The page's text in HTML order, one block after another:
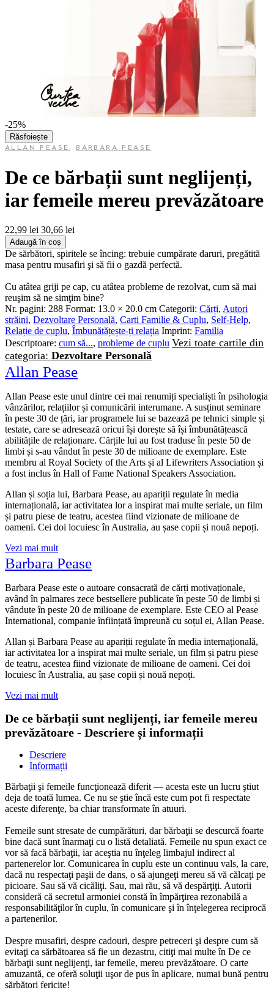
-25%
Răsfoiește
ALLAN PEASE, BARBARA PEASE
De ce bărbații sunt neglijenți,
iar femeile mereu prevăzătoare
22,99 lei 30,66 lei
Adaugă în coș
De sărbători, spiritele se încing: trebuie cumpărate daruri, pregătită
masa pentru musafiri şi să fii o gazdă perfectă.
Cu atâtea griji pe cap, cu atâtea probleme de rezolvat, cum să mai
reuşim să ne simţim bine?
Nr. pagini: 288 Format: 13.0 × 20.0 cm Categorii: Cărți, Autori
străini, Dezvoltare Personală, Carti Familie & Cuplu, Self-Help,
Relație de cuplu, Îmbunătățește-ți relația Imprint: Familia
Descriptoare: cum să..., probleme de cuplu Vezi toate cartile din
categoria: Dezvoltare Personală
Allan Pease
Allan Pease este unul dintre cei mai renumiți specialiști în psihologia
vânzărilor, relațiilor și comunicării interumane. A susținut seminare
în peste 30 de țări, iar programele lui se bazează pe tehnici simple și
testate, care se adresează oricui își dorește să își îmbunătățească
abilitățile de relaționare. Cărțile lui au fost traduse în peste 50 de
limbi și s-au vândut în peste 30 de milioane de exemplare. Este
membru al Royal Society of the Arts și al Lifewriters Association și
a fost inclus în Hall of Fame National Speakers Association.
Allan și soția lui, Barbara Pease, au apariții regulate în media
internațională, iar activitatea lor a inspirat mai multe seriale, un film
și patru piese de teatru, acestea fiind vizionate de milioane de
oameni. Cei doi locuiesc în Australia, au șase copii și nouă nepoți.
Vezi mai mult
Barbara Pease
Barbara Pease este o autoare consacrată de cărți motivaționale,
având în palmares zece bestsellere publicate în peste 50 de limbi și
vândute în peste 20 de milioane de exemplare. Este CEO al Pease
International, companie înființată împreună cu soțul ei, Allan Pease.
Allan și Barbara Pease au apariții regulate în media internațională,
iar activitatea lor a inspirat mai multe seriale, un film și patru piese
de teatru, acestea fiind vizionate de milioane de oameni. Cei doi
locuiesc în Australia, au șase copii și nouă nepoți.
Vezi mai mult
De ce bărbații sunt neglijenți, iar femeile mereu
prevăzătoare - Descriere și informații
Descriere
Informații
Bărbaţii şi femeile funcţionează diferit — acesta este un lucru ştiut
deja de toată lumea. Ce nu se ştie încă este cum pot fi respectate
aceste diferenţe, ba chiar transformate în atuuri.
Femeile sunt stresate de cumpărături, dar bărbaţii se descurcă foarte
bine dacă sunt înarmaţi cu o listă detaliată. Femeile nu spun exact ce
vor să facă bărbaţii, iar aceştia nu înţeleg limbajul indirect al
partenerelor lor. Comunicarea în cuplu este un continuu vals, la care,
dacă nu respectaţi paşii de dans, o să ajungeţi mereu să vă călcaţi pe
picioare. Sau să vă cicăliţi. Sau, mai rău, să vă despărţiţi. Autorii
consideră că secretul armoniei constă în împărţirea rezonabilă a
responsabilităţilor în cuplu, în comunicare şi în înţelegerea reciprocă
a partenerilor.
Despre musafiri, despre cadouri, despre petreceri şi despre cum să
evitaţi ca sărbătoarea să fie un dezastru, citiţi mai multe în De ce
bărbaţii sunt neglijenţi, iar femeile, mereu prevăzătoare. O carte
amuzantă, ce oferă soluţii uşor de pus în aplicare, numai bună pentru
sărbători fericite!